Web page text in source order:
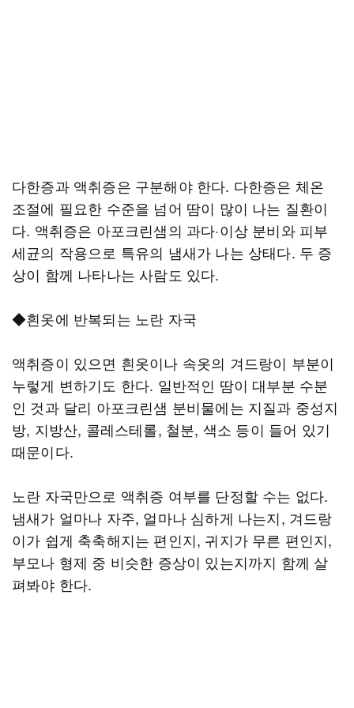
다한증과 액취증은 구분해야 한다. 다한증은 체온
조절에 필요한 수준을 넘어 땀이 많이 나는 질환이
다. 액취증은 아포크린샘의 과다·이상 분비와 피부
세균의 작용으로 특유의 냄새가 나는 상태다. 두 증
상이 함께 나타나는 사람도 있다.
◆흰옷에 반복되는 노란 자국
액취증이 있으면 흰옷이나 속옷의 겨드랑이 부분이
누렇게 변하기도 한다. 일반적인 땀이 대부분 수분
인 것과 달리 아포크린샘 분비물에는 지질과 중성지
방, 지방산, 콜레스테롤, 철분, 색소 등이 들어 있기
때문이다.
노란 자국만으로 액취증 여부를 단정할 수는 없다.
냄새가 얼마나 자주, 얼마나 심하게 나는지, 겨드랑
이가 쉽게 축축해지는 편인지, 귀지가 무른 편인지,
부모나 형제 중 비슷한 증상이 있는지까지 함께 살
펴봐야 한다.